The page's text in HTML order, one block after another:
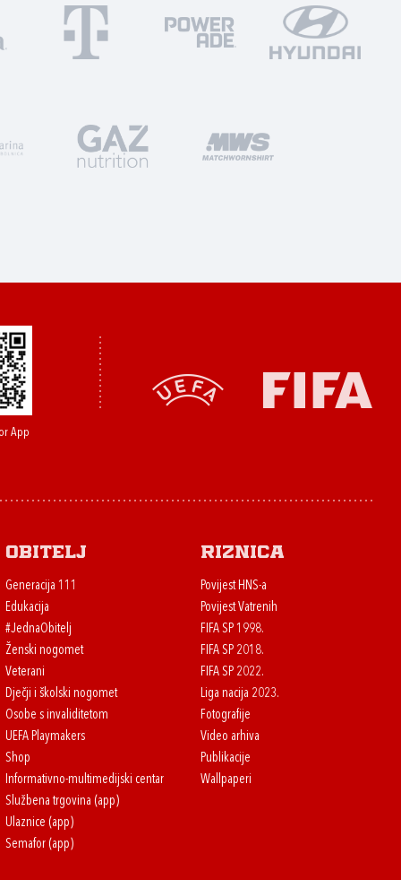
App
Obitelj
Generacija 111
Edukacija
#JednaObitelj
Ženski nogomet
Veterani
Dječji i školski nogomet
Osobe s invaliditetom
UEFA Playmakers
Shop
Informativno-multimedijski centar
Službena trgovina (app)
Ulaznice (app)
Semafor (app)
Riznica
Povijest HNS-a
Povijest Vatrenih
FIFA SP 1998.
FIFA SP 2018.
FIFA SP 2022.
Liga nacija 2023.
Fotografije
Video arhiva
Publikacije
Wallpaperi